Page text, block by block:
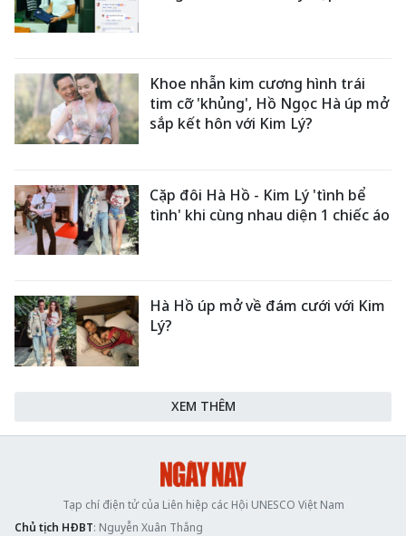
Khoe nhẫn kim cương hình trái
tim cỡ 'khủng', Hồ Ngọc Hà úp mở
sắp kết hôn với Kim Lý?
Cặp đôi Hà Hồ - Kim Lý 'tình bể
tình' khi cùng nhau diện 1 chiếc áo
Hà Hồ úp mở về đám cưới với Kim
Lý?
XEM THÊM
Tạp chí điện tử của Liên hiệp các Hội UNESCO Việt Nam
Chủ tịch HĐBT: Nguyễn Xuân Thắng